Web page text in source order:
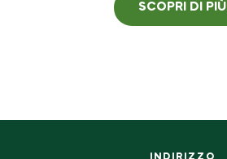
SCOPRI DI PIÙ